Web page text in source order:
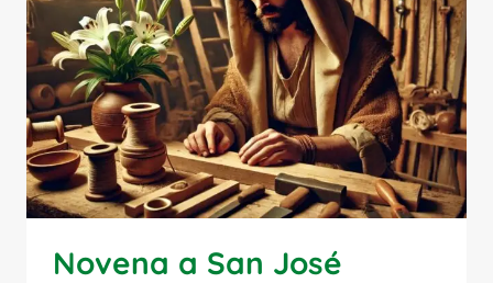
Novena a San José